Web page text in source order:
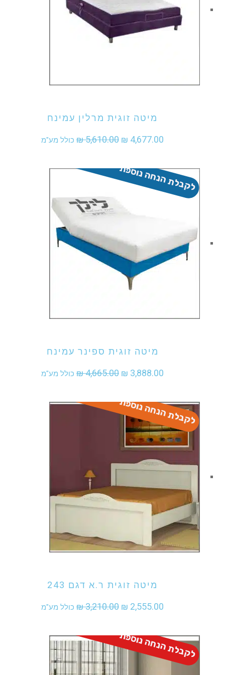
מיטה זוגית מרלין עמינח
₪5,610.00
המחיר
היה:
₪ 4,677.00
המחיר
כולל מע"מ
לקבלת הנחה נוספת - התקשר
מיטה זוגית ספינר עמינח
₪4,665.00
המחיר
היה:
₪ 3,888.00
המחיר
הוא:
כולל מע"מ
לקבלת הנחה נוספת - התקשר
מיטה זוגית ר.א דגם 243
₪3,210.00
המחיר
היה:
₪ 2,555.00
המחיר
הוא:
כולל מע"מ
לקבלת הנחה נוספת - התקשר